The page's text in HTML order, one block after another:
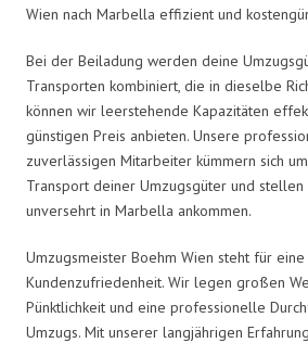
Wien nach Marbella effizient und
Bei der Beiladung werden deine
Transporten kombiniert, die in dieselbe
können wir leerstehende Kapazitäten
günstigen Preis anbieten. Unsere
zuverlässigen Mitarbeiter kümmern sich
Transport deiner Umzugsgüter und stellen
unversehrt in Marbella ankommen.
Umzugsmeister Boehm Wien steht für eine
Kundenzufriedenheit. Wir legen großen
Pünktlichkeit und eine professionelle
Umzugs. Mit unserer langjährigen